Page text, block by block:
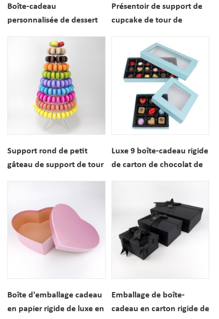
Boîte-cadeau
personnalisée de dessert
l'emballage de fenêtre
Présentoir de support de
cupcake de tour de
Support rond de petit
gâteau de support de tour
pour l'affichage de
mariage
Luxe 9 boîte-cadeau rigide
de carton de chocolat de
Boîte d'emballage cadeau
en papier rigide de luxe en
Emballage de boîte-
cadeau en carton rigide de